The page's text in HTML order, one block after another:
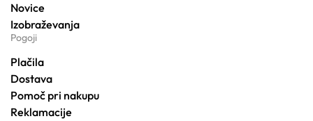
Novice
Izobraževanja
Pogoji
Plačila
Dostava
Pomoč pri nakupu
Reklamacije